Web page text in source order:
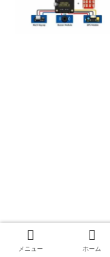
メニュー ホーム